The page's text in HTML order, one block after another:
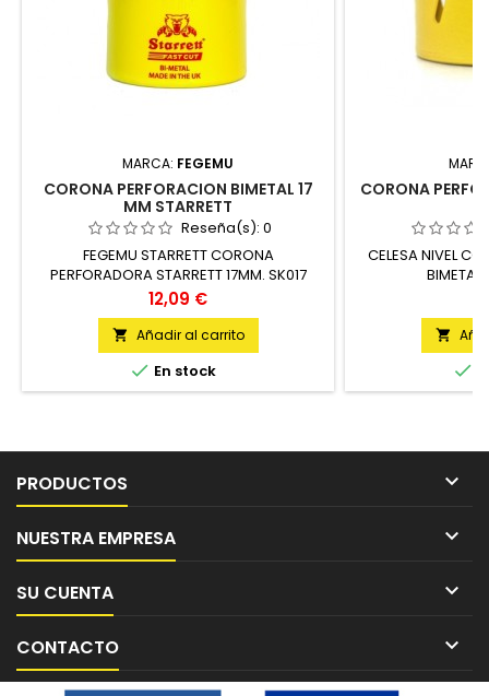
MARCA: FEGEMU
CORONA PERFORACION BIMETAL 17
MM STARRETT
Reseña(s): 0
FEGEMU STARRETT CORONA
PERFORADORA STARRETT 17MM. SK017
UNIDAD
Precio
12,09 €
 Añadir al carrito
 En stock
CORONA
CELESA NIVEL
BIMETAL


PRODUCTOS 
NUESTRA EMPRESA 
SU CUENTA 
CONTACTO 